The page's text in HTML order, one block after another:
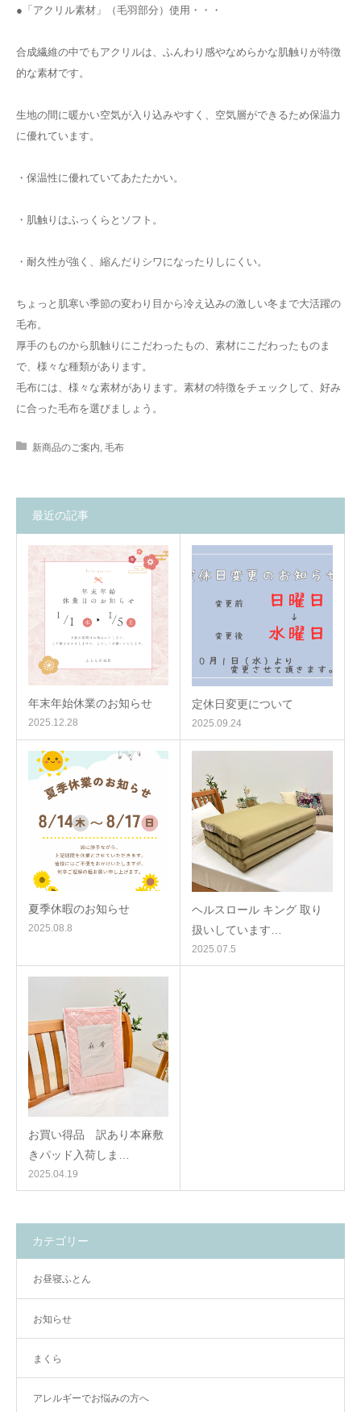
●「アクリル素材」（毛羽部分）使用・・・
合成繊維の中でもアクリルは、ふんわり感やなめらかな肌触りが特徴
的な素材です。
生地の間に暖かい空気が入り込みやすく、空気層ができるため保温力
に優れています。
・保温性に優れていてあたたかい。
・肌触りはふっくらとソフト。
・耐久性が強く、縮んだりシワになったりしにくい。
ちょっと肌寒い季節の変わり目から冷え込みの激しい冬まで大活躍の
毛布。
厚手のものから肌触りにこだわったもの、素材にこだわったものま
で、様々な種類があります。
毛布には、様々な素材があります。素材の特徴をチェックして、好み
に合った毛布を選びましょう。
新商品のご案内, 毛布
最近の記事
年末年始休業のお知らせ
2025.12.28
定休日変更について
2025.09.24
夏季休暇のお知らせ
2025.08.8
ヘルスロール キング 取り
扱いしています…
2025.07.5
お買い得品 訳あり本麻敷
きパッド入荷しま…
2025.04.19
カテゴリー
お昼寝ふとん
お知らせ
まくら
アレルギーでお悩みの方へ